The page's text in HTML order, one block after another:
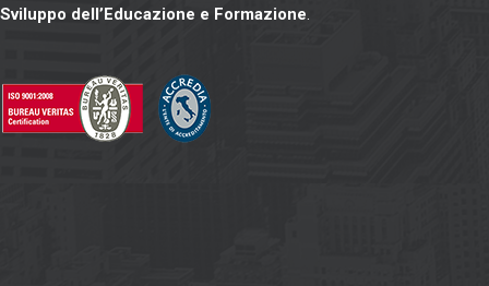
Sviluppo dell’Educazione e Formazione.